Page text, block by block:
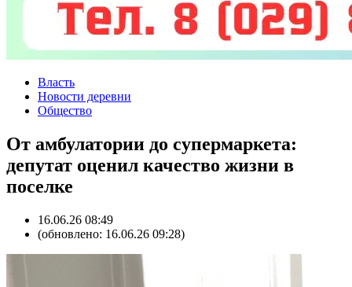
Власть
Новости деревни
Общество
От амбулатории до супермаркета:
депутат оценил качество жизни в
поселке
16.06.26 08:49
(обновлено: 16.06.26 09:28)